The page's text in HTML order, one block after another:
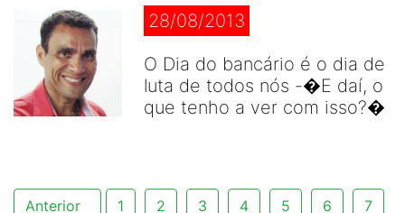
28/08/2013
O Dia do bancário é o dia de
luta de todos nós -�E daí, o
que tenho a ver com isso?�
Anterior 1 2 3 4 5 6 7